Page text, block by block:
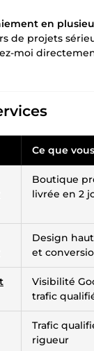
en
de projets
moi
Ce que
Boutique
livrée en 2
Design
et
Visibilité
trafic
Trafic
rigueur